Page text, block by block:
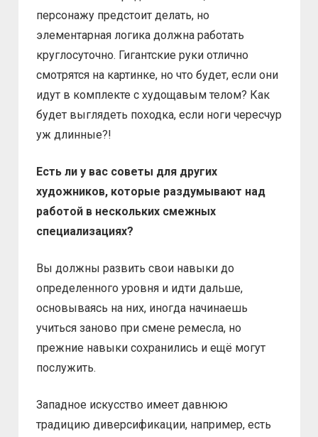
персонажу предстоит делать, но
элементарная логика должна работать
круглосуточно. Гигантские руки отлично
смотрятся на картинке, но что будет, если они
идут в комплекте с худощавым телом? Как
будет выглядеть походка, если ноги чересчур
уж длинные?!
Есть ли у вас советы для других
художников, которые раздумывают над
работой в нескольких смежных
специализациях?
Вы должны развить свои навыки до
определенного уровня и идти дальше,
основываясь на них, иногда начинаешь
учиться заново при смене ремесла, но
прежние навыки сохранились и ещё могут
послужить.
Западное искусство имеет давнюю
традицию диверсификации, например, есть